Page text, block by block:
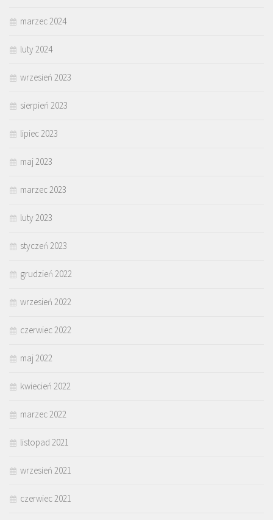
marzec 2024
luty 2024
wrzesień 2023
sierpień 2023
lipiec 2023
maj 2023
marzec 2023
luty 2023
styczeń 2023
grudzień 2022
wrzesień 2022
czerwiec 2022
maj 2022
kwiecień 2022
marzec 2022
listopad 2021
wrzesień 2021
czerwiec 2021